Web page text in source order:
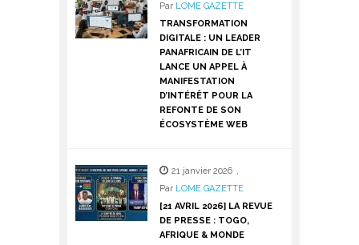
Par LOME GAZETTE
TRANSFORMATION
DIGITALE : UN LEADER
PANAFRICAIN DE L’IT
LANCE UN APPEL À
MANIFESTATION
D’INTÉRÊT POUR LA
REFONTE DE SON
ÉCOSYSTÈME WEB
21 janvier 2026 ,
Par LOME GAZETTE
[21 AVRIL 2026] LA REVUE
DE PRESSE : TOGO,
AFRIQUE & MONDE